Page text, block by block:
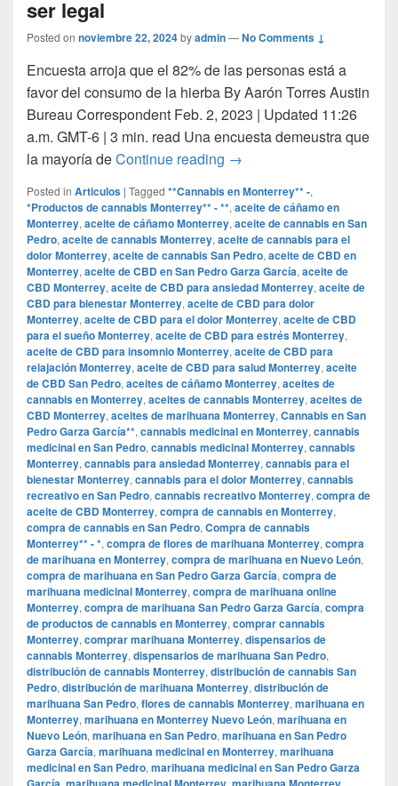
ser legal
Posted on noviembre 22, 2024byadmin—No Comments ↓
Encuesta arroja que el 82% de las personas está a
favor del consumo de la hierba By Aarón Torres Austin
Bureau Correspondent Feb. 2, 2023 | Updated 11:26
a.m. GMT-6 | 3 min. read Una encuesta demeustra que
la mayoría deContinue reading Mayoría de los texanos
→
Posted in Articulos | Tagged **Cannabis en Monterrey** -,
*Productos de cannabis Monterrey** - **, aceite de cáñamo en
Monterrey, aceite de cáñamo Monterrey, aceite de cannabis en San
Pedro, aceite de cannabis Monterrey, aceite de cannabis para el
dolor Monterrey, aceite de cannabis San Pedro, aceite de CBD en
Monterrey, aceite de CBD en San Pedro Garza García, aceite de
CBD Monterrey, aceite de CBD para ansiedad Monterrey, aceite de
CBD para bienestar Monterrey, aceite de CBD para dolor
Monterrey, aceite de CBD para el dolor Monterrey, aceite de CBD
para el sueño Monterrey, aceite de CBD para estrés Monterrey,
aceite de CBD para insomnio Monterrey, aceite de CBD para
relajación Monterrey, aceite de CBD para salud Monterrey, aceite
de CBD San Pedro, aceites de cáñamo Monterrey, aceites de
cannabis en Monterrey, aceites de cannabis Monterrey, aceites de
CBD Monterrey, aceites de marihuana Monterrey, Cannabis en San
Pedro Garza García**, cannabis medicinal en Monterrey, cannabis
medicinal en San Pedro, cannabis medicinal Monterrey, cannabis
Monterrey, cannabis para ansiedad Monterrey, cannabis para el
bienestar Monterrey, cannabis para el dolor Monterrey, cannabis
recreativo en San Pedro, cannabis recreativo Monterrey, compra de
aceite de CBD Monterrey, compra de cannabis en Monterrey,
compra de cannabis en San Pedro, Compra de cannabis
Monterrey** - *, compra de flores de marihuana Monterrey, compra
de marihuana en Monterrey, compra de marihuana en Nuevo León,
compra de marihuana en San Pedro Garza García, compra de
marihuana medicinal Monterrey, compra de marihuana online
Monterrey, compra de marihuana San Pedro Garza García, compra
de productos de cannabis en Monterrey, comprar cannabis
Monterrey, comprar marihuana Monterrey, dispensarios de
cannabis Monterrey, dispensarios de marihuana San Pedro,
distribución de cannabis Monterrey, distribución de cannabis San
Pedro, distribución de marihuana Monterrey, distribución de
marihuana San Pedro, flores de cannabis Monterrey, marihuana en
Monterrey, marihuana en Monterrey Nuevo León, marihuana en
Nuevo León, marihuana en San Pedro, marihuana en San Pedro
Garza García, marihuana medicinal en Monterrey, marihuana
medicinal en San Pedro, marihuana medicinal en San Pedro Garza
, , ,